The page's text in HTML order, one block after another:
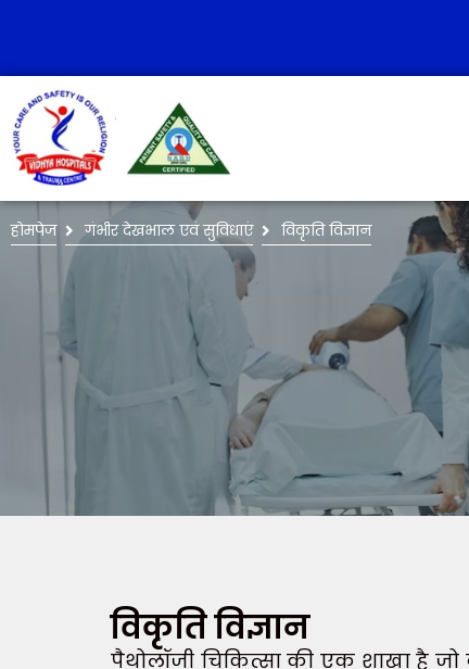
होमपेज गंभीर देखभाल एवं सुविधाएं विकृति विज्ञान
विकृति विज्ञान
पैथोलॉजी चिकित्सा की एक शाखा है जो